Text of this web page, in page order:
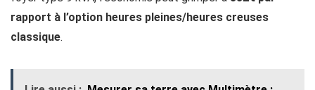
rapport à l’option heures pleines/heures creuses
classique.